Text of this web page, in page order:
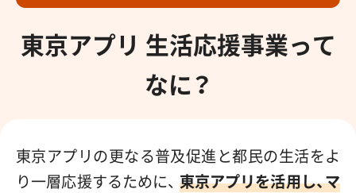
東京アプリ 生活応援事業って
なに？
東京アプリの更なる普及促進と都民の生活をよ
り一層応援するために、 東京アプリを活用し、マ